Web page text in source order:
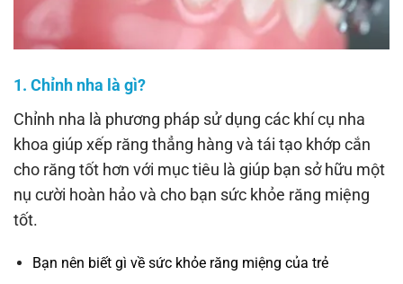
1. Chỉnh nha là gì?
Chỉnh nha là phương pháp sử dụng các khí cụ nha
khoa giúp xếp răng thẳng hàng và tái tạo khớp cắn
cho răng tốt hơn với mục tiêu là giúp bạn sở hữu một
nụ cười hoàn hảo và cho bạn sức khỏe răng miệng
tốt.
Bạn nên biết gì về sức khỏe răng miệng của trẻ